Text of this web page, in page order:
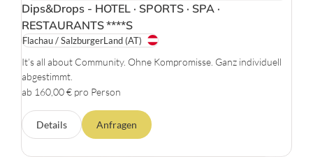
Dips&Drops - HOTEL · SPORTS · SPA ·
RESTAURANTS****S
Flachau / SalzburgerLand (AT)
It’s all about Community. Ohne Kompromisse. Ganz individuell
abgestimmt.
ab 160,00 € pro Person
Details Anfragen